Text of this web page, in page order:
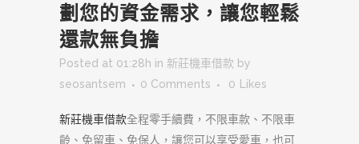
劃您的資金需求，讓您輕鬆
還款無負擔
Posted at 01:28h in 新莊機車借款 by
seosantsem
0 Comments 0 Likes
新莊機車借款全程零手續費，不限車款、不限車
齡、免留車、免保人，讓您可以享受愛車，也可